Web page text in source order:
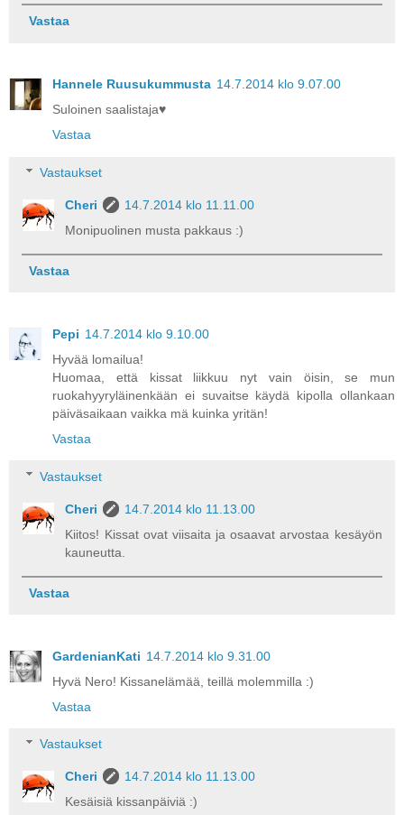
Vastaa
Hannele Ruusukummusta 14.7.2014 klo 9.07.00
Suloinen saalistaja♥
Vastaa
Vastaukset
Cheri
14.7.2014 klo 11.11.00
Monipuolinen musta pakkaus :)
Vastaa
Pepi 14.7.2014 klo 9.10.00
Hyvää lomailua!
Huomaa, että kissat liikkuu nyt vain öisin, se mun
ruokahyyryläinenkään ei suvaitse käydä kipolla ollankaan
päiväsaikaan vaikka mä kuinka yritän!
Vastaa
Vastaukset
Cheri
14.7.2014 klo 11.13.00
Kiitos! Kissat ovat viisaita ja osaavat arvostaa kesäyön
kauneutta.
Vastaa
GardenianKati 14.7.2014 klo 9.31.00
Hyvä Nero! Kissanelämää, teillä molemmilla :)
Vastaa
Vastaukset
Cheri
14.7.2014 klo 11.13.00
Kesäisiä kissanpäiviä :)